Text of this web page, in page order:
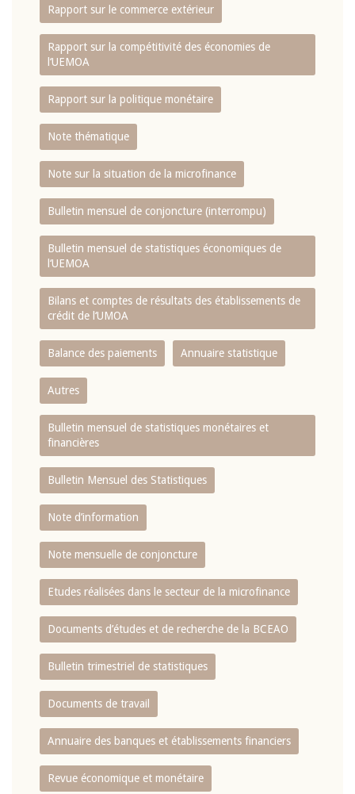
Rapport sur le commerce extérieur
Rapport sur la compétitivité des économies de
l‘UEMOA
Rapport sur la politique monétaire
Note thématique
Note sur la situation de la microfinance
Bulletin mensuel de conjoncture (interrompu)
Bulletin mensuel de statistiques économiques de
l‘UEMOA
Bilans et comptes de résultats des établissements de
crédit de l‘UMOA
Balance des paiements Annuaire statistique
Autres
Bulletin mensuel de statistiques monétaires et
financières
Bulletin Mensuel des Statistiques
Note d’information
Note mensuelle de conjoncture
Etudes réalisées dans le secteur de la microfinance
Documents d’études et de recherche de la BCEAO
Bulletin trimestriel de statistiques
Documents de travail
Annuaire des banques et établissements financiers
Revue économique et monétaire